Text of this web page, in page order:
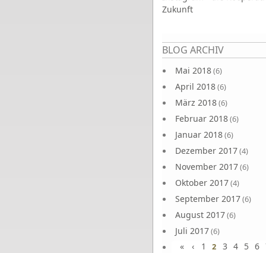
Zukunft
BLOG ARCHIV
Mai 2018(6)
April 2018(6)
März 2018(6)
Februar 2018(6)
Januar 2018(6)
Dezember 2017(4)
November 2017(6)
Oktober 2017(4)
September 2017(6)
August 2017(6)
Juli 2017(6)
Juni 2017(6)
Seiten
« ‹ 1 2 3 4 5 6